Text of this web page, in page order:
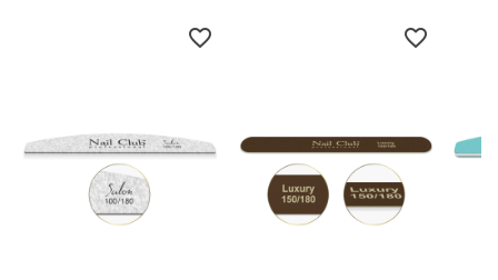
favorite_border favorite_border